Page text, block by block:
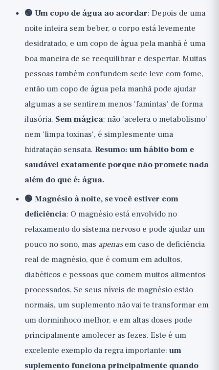
🟢 Um copo de água ao acordar: Depois de uma
noite inteira sem beber, o corpo está levemente
desidratado, e um copo de água pela manhã é uma
boa maneira de se reequilibrar e despertar. Muitas
pessoas também confundem sede leve com fome,
então um copo de água pela manhã pode ajudar
algumas a se sentirem menos 'famintas' de forma
ilusória. Sem mágica: não 'acelera o metabolismo'
nem 'limpa toxinas', é simplesmente uma
hidratação sensata. Resumo: um hábito bom e
saudável exatamente porque não promete nada
além do que é: água.
🟢 Magnésio à noite, se você estiver com
deficiência: O magnésio está envolvido no
relaxamento do sistema nervoso e pode ajudar um
pouco no sono, mas apenasem caso de deficiência
real de magnésio, que é comum em adultos,
diabéticos e pessoas que comem muitos alimentos
processados. Se seus níveis de magnésio estão
normais, um suplemento não vai te transformar em
um dorminhoco melhor, e em altas doses pode
principalmente amolecer as fezes. Este é um
excelente exemplo da regra importante: um
suplemento funciona principalmente quando